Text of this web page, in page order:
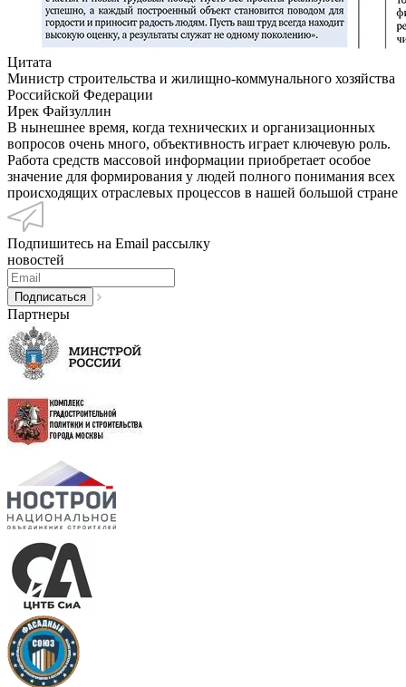
Цитата
Министр строительства и жилищно-коммунального хозяйства
Российской Федерации
Ирек Файзуллин
В нынешнее время, когда технических и организационных
вопросов очень много, объективность играет ключевую роль.
Работа средств массовой информации приобретает особое
значение для формирования у людей полного понимания всех
происходящих отраслевых процессов в нашей большой стране
Подпишитесь на Email рассылку
новостей
Партнеры